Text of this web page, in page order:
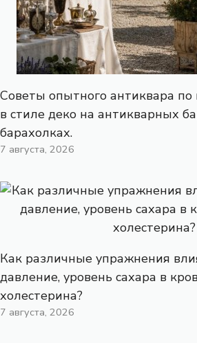
Советы опытного антиквара по
в стиле деко на антикварных
барахолках.
7 августа, 2026
Как различные упражнения
давление, уровень сахара в
холестерина?
7 августа, 2026